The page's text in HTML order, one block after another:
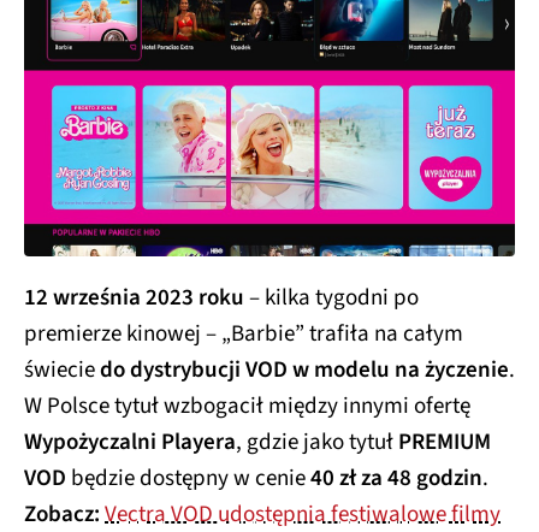
12 września 2023 roku– kilka tygodni po
premierze kinowej – „Barbie” trafiła na całym
świeciedo dystrybucji VOD w modelu na życzenie.
W Polsce tytuł wzbogacił między innymi ofertę
Wypożyczalni Playera, gdzie jako tytułPREMIUM
VOD będzie dostępny w cenie40 zł za 48 godzin.
Zobacz:Vectra VOD udostępnia festiwalowe filmy